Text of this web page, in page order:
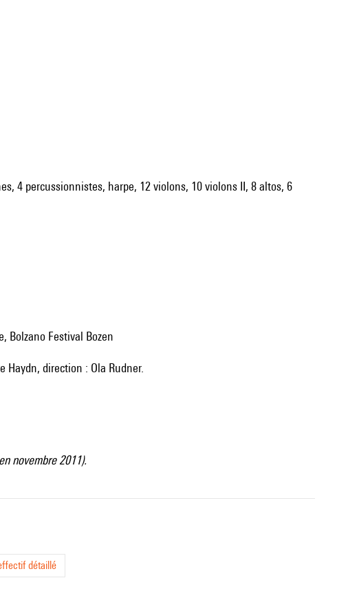
4 percussionnistes, harpe, 12 violons, 10 violons II, 8 altos, 6
Bolzano Festival Bozen
Haydn, direction : Ola Rudner.
novembre 2011).
détaillé